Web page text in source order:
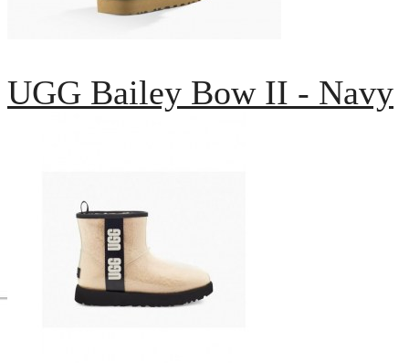
UGG Bailey Bow II - Navy